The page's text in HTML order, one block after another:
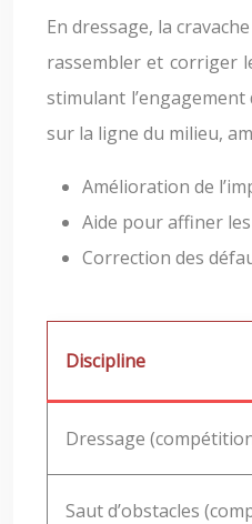
En dressage, la
rassembler et corriger
stimulant
sur la ligne du milieu,
Amélioration de
Aide pour affiner
Correction des
Discipline
Dressage
Saut d’obstacles